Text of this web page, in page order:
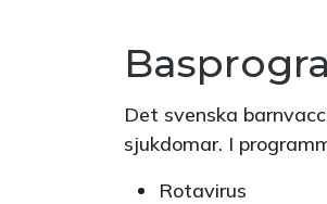
Det svenska
sjukdomar. I
Rotavirus